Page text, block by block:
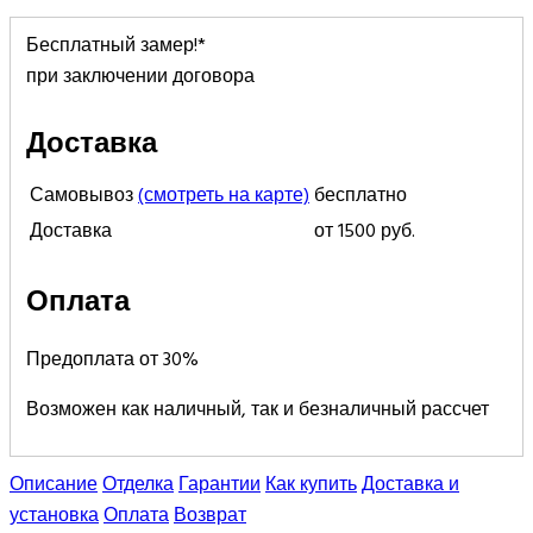
Бесплатный замер!*
при заключении договора
Доставка
Самовывоз(смотреть на карте)бесплатно
Доставка
от 1500 руб.
Оплата
Предоплата от 30%
Возможен как наличный, так и безналичный рассчет
ОписаниеОтделкаГарантииКак купитьДоставка и
установкаОплатаВозврат